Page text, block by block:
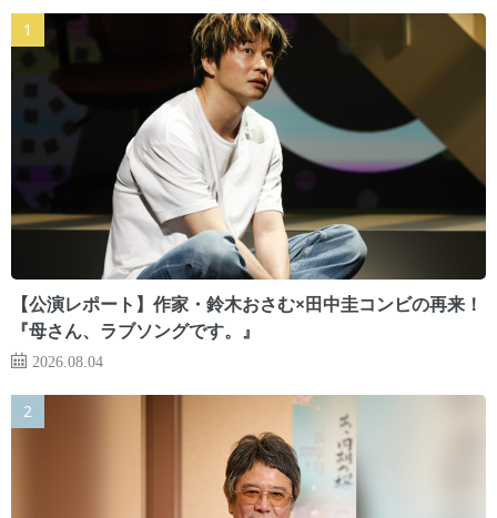
【公演レポート】作家・鈴木おさむ×田中圭コンビの再来！
『母さん、ラブソングです。』
2026.08.04